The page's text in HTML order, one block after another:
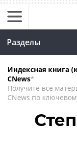
Разделы
Индексная книга
CNews*
Получите все
CNews по